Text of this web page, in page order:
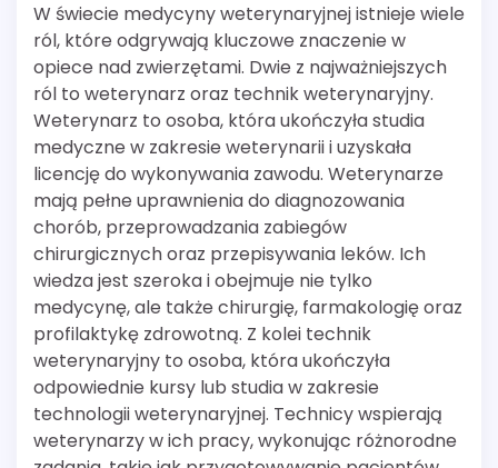
W świecie medycyny weterynaryjnej istnieje wiele
ról, które odgrywają kluczowe znaczenie w
opiece nad zwierzętami. Dwie z najważniejszych
ról to weterynarz oraz technik weterynaryjny.
Weterynarz to osoba, która ukończyła studia
medyczne w zakresie weterynarii i uzyskała
licencję do wykonywania zawodu. Weterynarze
mają pełne uprawnienia do diagnozowania
chorób, przeprowadzania zabiegów
chirurgicznych oraz przepisywania leków. Ich
wiedza jest szeroka i obejmuje nie tylko
medycynę, ale także chirurgię, farmakologię oraz
profilaktykę zdrowotną. Z kolei technik
weterynaryjny to osoba, która ukończyła
odpowiednie kursy lub studia w zakresie
technologii weterynaryjnej. Technicy wspierają
weterynarzy w ich pracy, wykonując różnorodne